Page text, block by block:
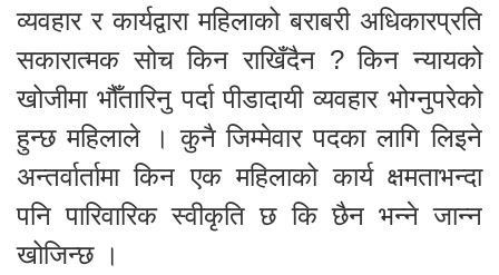
व्यवहार र कार्यद्वारा महिलाको बराबरी अधिकारप्रति
सकारात्मक सोच किन राखिँदैन ? किन न्यायको
खोजीमा भौँतारिनु पर्दा पीडादायी व्यवहार भोग्नुपरेको
हुन्छ महिलाले । कुनै जिम्मेवार पदका लागि लिइने
अन्तर्वार्तामा किन एक महिलाको कार्य क्षमताभन्दा
पनि पारिवारिक स्वीकृति छ कि छैन भन्ने जान्न
खोजिन्छ ।